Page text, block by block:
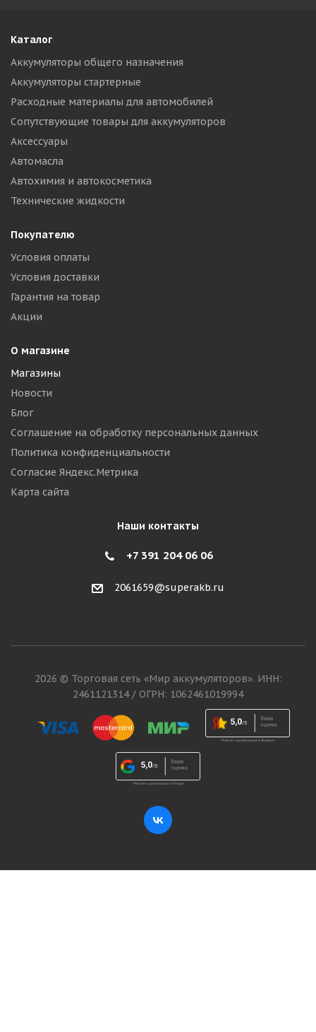
Каталог
Аккумуляторы общего назначения
Аккумуляторы стартерные
Расходные материалы для автомобилей
Сопутствующие товары для аккумуляторов
Аксессуары
Автомасла
Автохимия и автокосметика
Технические жидкости
Покупателю
Условия оплаты
Условия доставки
Гарантия на товар
Акции
О магазине
Магазины
Новости
Блог
Соглашение на обработку персональных данных
Политика конфиденциальности
Согласие Яндекс.Метрика
Карта сайта
Наши контакты
+7 391 204 06 06
2061659@superakb.ru
2026 © Торговая сеть «Мир аккумуляторов». ИНН:
2461121314 / ОГРН: 1062461019994